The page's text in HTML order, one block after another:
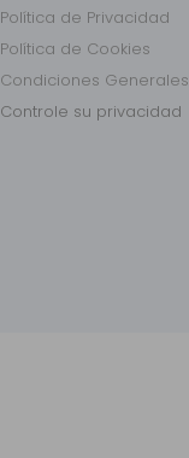
Política de Privacidad
Política de Cookies
Condiciones Generales
Controle su privacidad